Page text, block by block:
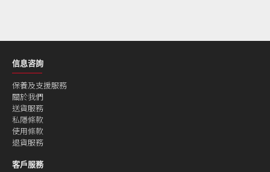
信息咨詢
保養及支援服務
關於我們
送貨服務
私隱條款
使用條款
退貨服務
客戶服務